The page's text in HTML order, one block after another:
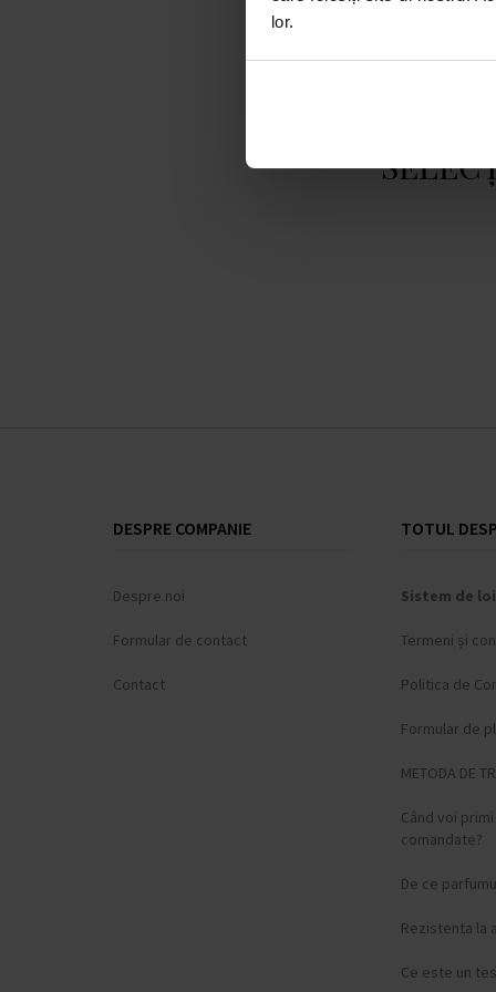
lor.
DESPRE COMPANIE
Despre noi
Formular de contact
Contact
TOTUL
Sistem de
Termeni și
Politica de
Formular de
METODA DE
Când voi
comandate?
De ce
Rezistenta la
Ce este un